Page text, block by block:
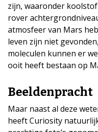
zijn, waaronder
rover
atmosfeer van Mars
leven zijn niet
moleculen kunnen er
ooit heeft bestaan op
Beeldenpracht
Maar naast al deze
heeft Curiosity